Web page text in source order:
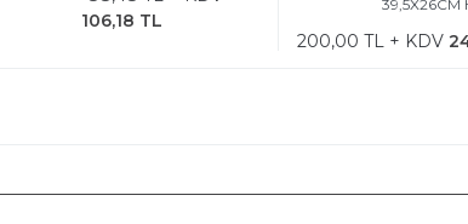
106,18 TL
39,5X26CM
200,00 TL + KDV